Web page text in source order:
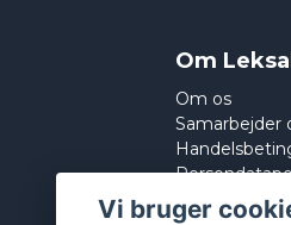
Om
Om os
Samarbejder
Cookies
Vi bruger